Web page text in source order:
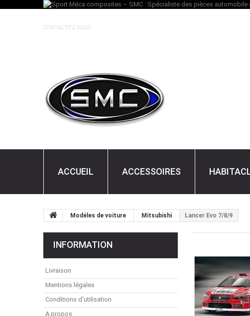
CONTACTEZ-NOUS
ACCUEIL ACCESSOIRES
Modéles de voiture Mitsubishi Lancer Evo 7/8/9
INFORMATION
Livraison
Mentions légales
Conditions d'utilisation
A propos